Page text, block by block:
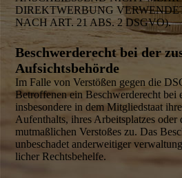
DIREKT­WERBUNG
NACH ART. 21 ABS. 2 DSGVO).
Beschwerde­recht bei der
Aufsichtsbehörde
Im Falle von Verstößen gegen die
Betroffenen ein Beschwerde­recht bei
insbesondere in dem Mitgliedstaat
Aufenthalts, ihres Arbeitsplatzes oder
mutmaßlichen Verstoßes zu. Das
unbeschadet ander­weitiger
licher Rechts­behelfe.